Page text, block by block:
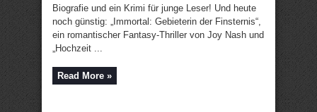
Biografie und ein Krimi für junge Leser! Und heute
noch günstig: „Immortal: Gebieterin der Finsternis“,
ein romantischer Fantasy-Thriller von Joy Nash und
„Hochzeit ...
Read More »